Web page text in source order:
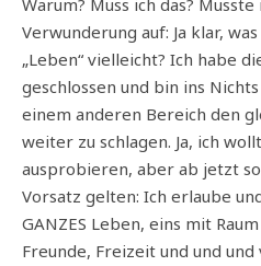
Warum? Muss ich das?
Verwunderung auf: Ja klar,
„Leben“ vielleicht? Ich habe
geschlossen und bin ins
einem anderen Bereich den
weiter zu schlagen. Ja, ich
ausprobieren, aber ab jetzt
Vorsatz gelten: Ich erlaube
GANZES Leben, eins mit
Freunde, Freizeit und und